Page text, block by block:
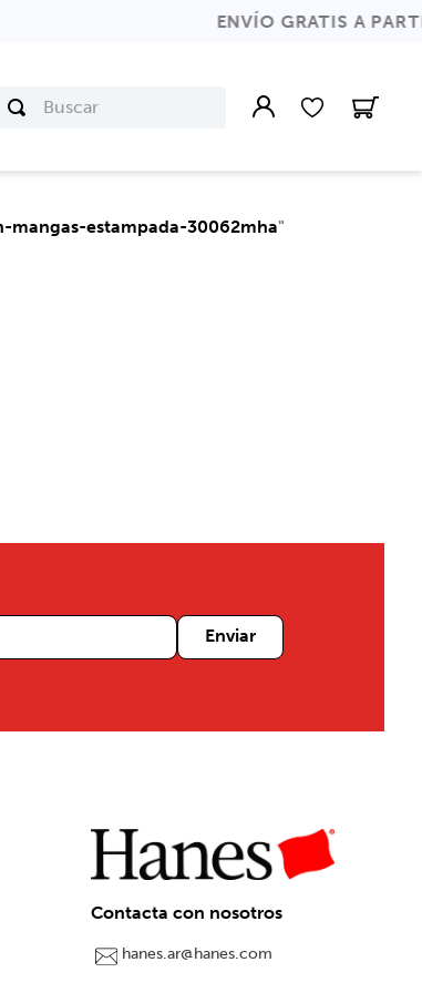
Buscar
mangas-estampada-30062mha"
Enviar
Contacta con nosotros
hanes.ar@hanes.com